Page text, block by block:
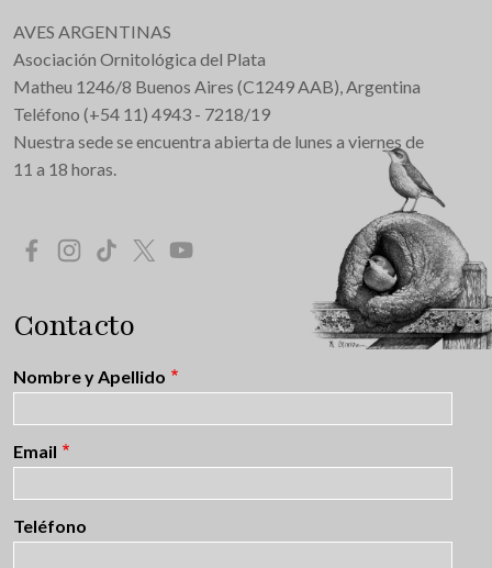
AVES ARGENTINAS
Asociación Ornitológica del Plata
Matheu 1246/8 Buenos Aires (C1249 AAB), Argentina
Teléfono (+54 11) 4943 - 7218/19
Nuestra sede se encuentra abierta de lunes a viernes de
11 a 18 horas.
Redes Sociales
Contacto
Nombre y Apellido
Email
Teléfono